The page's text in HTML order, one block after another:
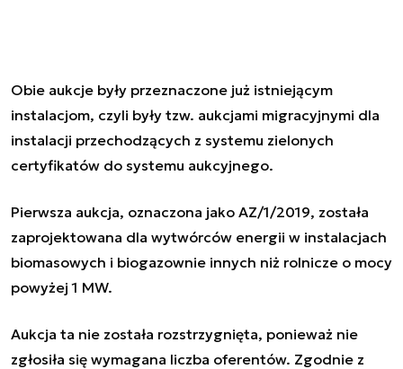
Obie aukcje były przeznaczone już istniejącym
instalacjom, czyli były tzw. aukcjami migracyjnymi dla
instalacji przechodzących z systemu zielonych
certyfikatów do systemu aukcyjnego.
Pierwsza aukcja, oznaczona jako AZ/1/2019, została
zaprojektowana dla wytwórców energii w instalacjach
biomasowych i biogazownie innych niż rolnicze o mocy
powyżej 1 MW.
Aukcja ta nie została rozstrzygnięta, ponieważ nie
zgłosiła się wymagana liczba oferentów. Zgodnie z